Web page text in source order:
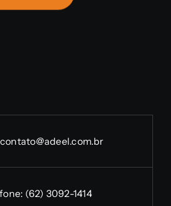
contato@adeel.com.br
(62) 3092-1414